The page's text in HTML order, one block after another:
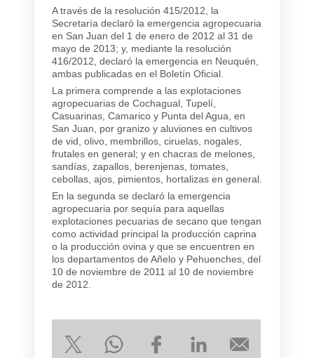
A través de la resolución 415/2012, la
Secretaría declaró la emergencia agropecuaria
en San Juan del 1 de enero de 2012 al 31 de
mayo de 2013; y, mediante la resolución
416/2012, declaró la emergencia en Neuquén,
ambas publicadas en el Boletín Oficial.
La primera comprende a las explotaciones
agropecuarias de Cochagual, Tupelí,
Casuarinas, Camarico y Punta del Agua, en
San Juan, por granizo y aluviones en cultivos
de vid, olivo, membrillos, ciruelas, nogales,
frutales en general; y en chacras de melones,
sandías, zapallos, berenjenas, tomates,
cebollas, ajos, pimientos, hortalizas en general.
En la segunda se declaró la emergencia
agropecuaria por sequía para aquellas
explotaciones pecuarias de secano que tengan
como actividad principal la producción caprina
o la producción ovina y que se encuentren en
los departamentos de Añelo y Pehuenches, del
10 de noviembre de 2011 al 10 de noviembre
de 2012.